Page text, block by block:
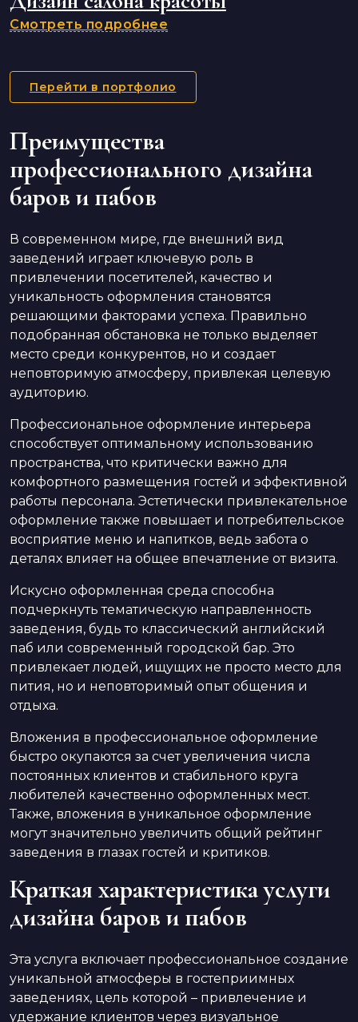
Смотреть подробнее
Перейти в портфолио
Преимущества
профессионального дизайна
баров и пабов
В современном мире, где внешний вид
заведений играет ключевую роль в
привлечении посетителей, качество и
уникальность оформления становятся
решающими факторами успеха. Правильно
подобранная обстановка не только выделяет
место среди конкурентов, но и создает
неповторимую атмосферу, привлекая целевую
аудиторию.
Профессиональное оформление интерьера
способствует оптимальному использованию
пространства, что критически важно для
комфортного размещения гостей и эффективной
работы персонала. Эстетически привлекательное
оформление также повышает и потребительское
восприятие меню и напитков, ведь забота о
деталях влияет на общее впечатление от визита.
Искусно оформленная среда способна
подчеркнуть тематическую направленность
заведения, будь то классический английский
паб или современный городской бар. Это
привлекает людей, ищущих не просто место для
пития, но и неповторимый опыт общения и
отдыха.
Вложения в профессиональное оформление
быстро окупаются за счет увеличения числа
постоянных клиентов и стабильного круга
любителей качественно оформленных мест.
Также, вложения в уникальное оформление
могут значительно увеличить общий рейтинг
заведения в глазах гостей и критиков.
Краткая характеристика услуги
дизайна баров и пабов
Эта услуга включает профессиональное создание
уникальной атмосферы в гостеприимных
заведениях, цель которой – привлечение и
удержание клиентов через визуальное